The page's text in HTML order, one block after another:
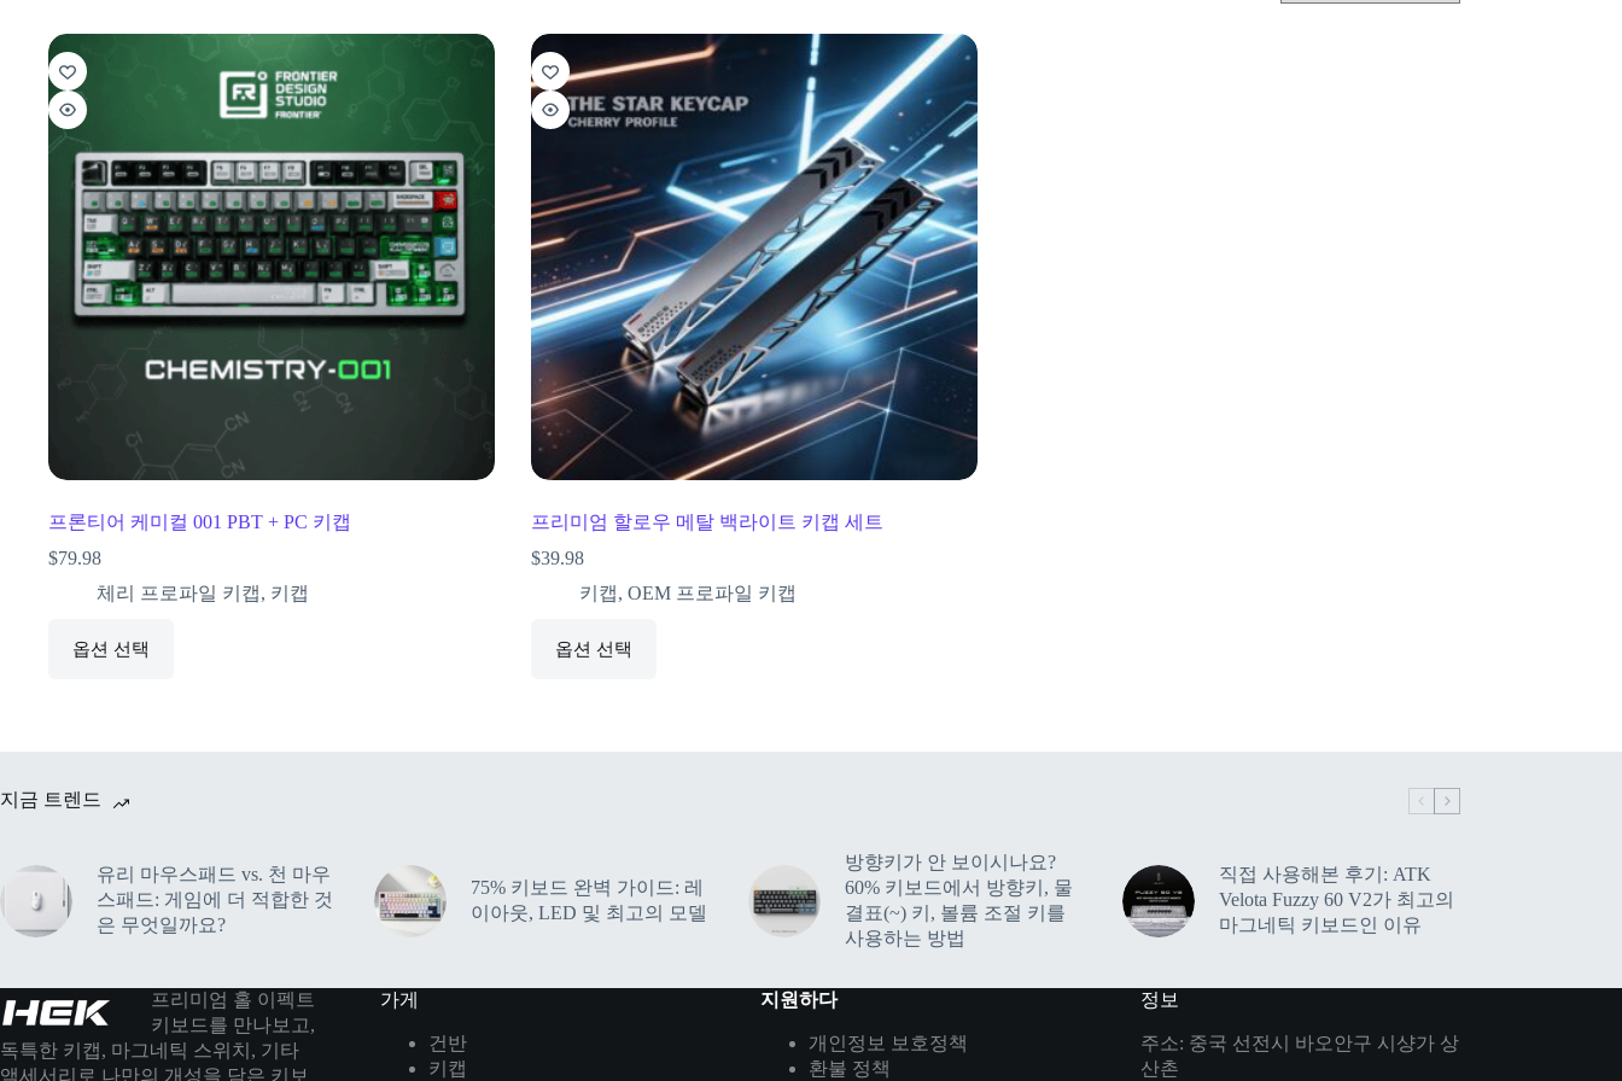
프론티어 케미컬 001 PBT + PC 키캡
$79.98
체리 프로파일 키캡, 키캡
옵션 선택
프리미엄 할로우 메탈 백라이트 키캡 세트
$39.98
키캡, OEM 프로파일 키캡
옵션 선택
지금 트렌드
유리 마우스패드 vs. 천 마우
스패드: 게임에 더 적합한 것
은 무엇일까요?
75% 키보드 완벽 가이드: 레
이아웃, LED 및 최고의 모델
방향키가 안 보이시나요?
60% 키보드에서 방향키, 물
결표(~) 키, 볼륨 조절 키를
사용하는 방법
직접 사용해본 후기: ATK
Velota Fuzzy 60 V2가 최고의
마그네틱 키보드인 이유
프리미엄 홀 이펙트
키보드를 만나보고,
독특한 키캡, 마그네틱 스위치, 기타
액세서리로 나만의 개성을 담은 키보
가게
건반
키캡
지원하다
개인정보 보호정책
환불 정책
정보
주소: 중국 선전시 바오안구 시샹가 상
산촌